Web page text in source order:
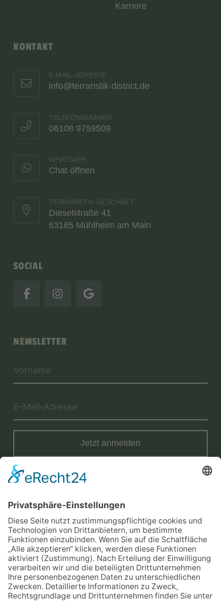
Karriere
KONTAKT
E-MAIL-ADRESSE
info@terraristik-district.de
TELEFONNUMMER
06108 9759509
WHATSAPP
Chat öffnen
TERRARISTIK-GESCHÄFT
Dieselstraße 41
63165 Mühlheim am Main
SOCIAL
NEWSLETTER
Jetzt anmelden
Mit der Eintragung in dem Newsletter erkläre ich mich mit der
Datenschutzerklärungvon Terraristik District einverstanden.